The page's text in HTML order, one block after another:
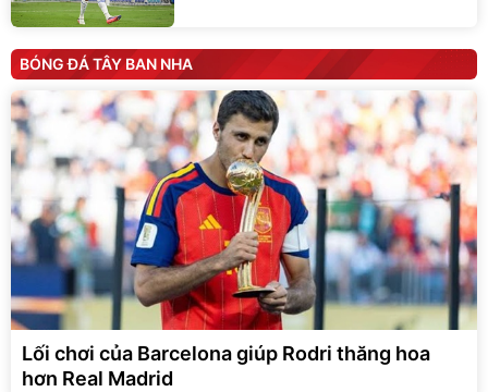
BÓNG ĐÁ TÂY BAN NHA
Lối chơi của Barcelona giúp Rodri thăng hoa
hơn Real Madrid